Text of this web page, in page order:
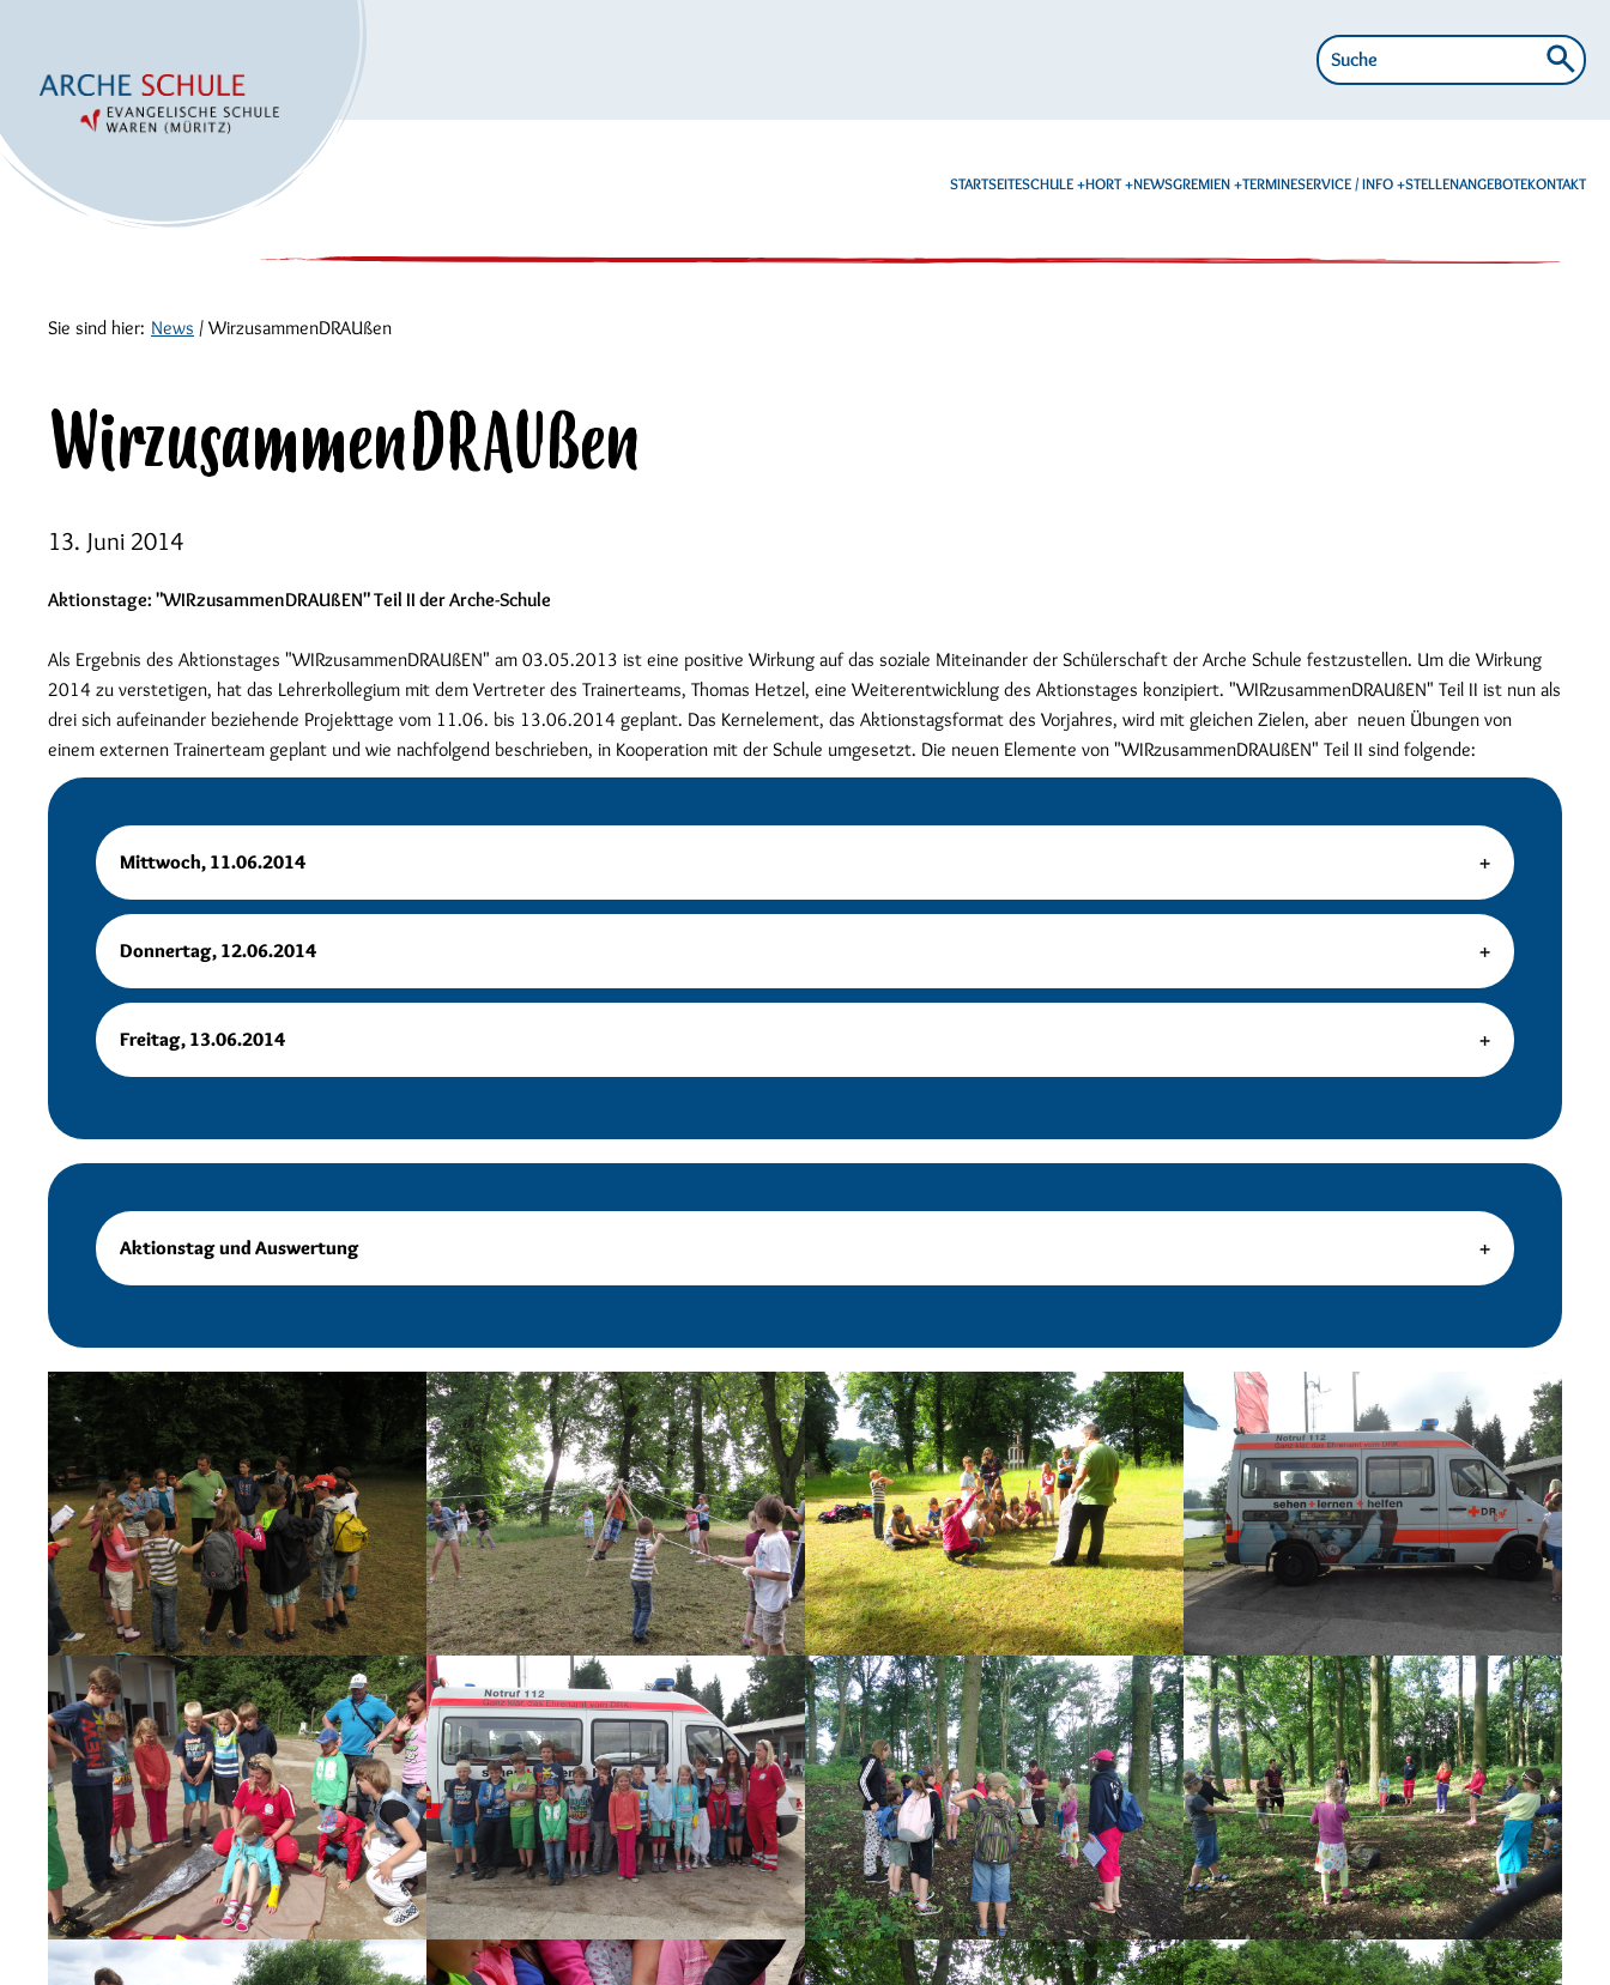
Suche
nach:
STARTSEITESCHULE HORT NEWSGREMIEN TERMINESERVICE / INFO STELLENANGEBOTEKONTAKT
Sie sind hier: News / WirzusammenDRAUßen
WirzusammenDRAUßen
13. Juni 2014
Aktionstage: "WIRzusammenDRAUßEN" Teil II der Arche-Schule
Als Ergebnis des Aktionstages "WIRzusammenDRAUßEN" am 03.05.2013 ist eine positive Wirkung auf das soziale Miteinander der Schülerschaft der Arche Schule festzustellen. Um die Wirkung
2014 zu verstetigen, hat das Lehrerkollegium mit dem Vertreter des Trainerteams, Thomas Hetzel, eine Weiterentwicklung des Aktionstages konzipiert. "WIRzusammenDRAUßEN" Teil II ist nun als
drei sich aufeinander beziehende Projekttage vom 11.06. bis 13.06.2014 geplant. Das Kernelement, das Aktionstagsformat des Vorjahres, wird mit gleichen Zielen, aber neuen Übungen von
einem externen Trainerteam geplant und wie nachfolgend beschrieben, in Kooperation mit der Schule umgesetzt. Die neuen Elemente von "WIRzusammenDRAUßEN" Teil II sind folgende:
Mittwoch, 11.06.2014
Donnertag, 12.06.2014
Freitag, 13.06.2014
Aktionstag und Auswertung